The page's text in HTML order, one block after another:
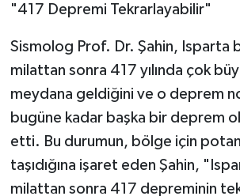
"417 Depremi Tekrarlayabilir"
Sismolog Prof. Dr. Şahin, Isparta
milattan sonra 417 yılında çok
meydana geldiğini ve o deprem
bugüne kadar başka bir deprem
etti. Bu durumun, bölge için
taşıdığına işaret eden Şahin,
milattan sonra 417 depreminin
Yerel
İletişim
Künye